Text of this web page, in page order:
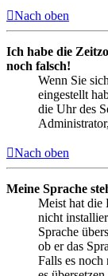
Nach oben
Ich habe die
noch falsch!
Wenn Sie
eingestellt
die Uhr des
Nach oben
Meine Sprache
Meist hat die
nicht
Sprache
ob er das
Falls es